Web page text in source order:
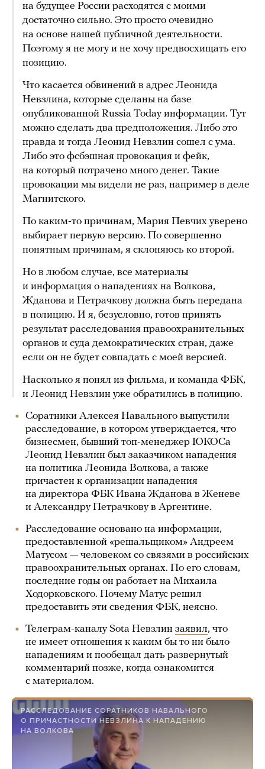
на будущее России расходятся с моими
достаточно сильно. Это просто очевидно
на основе нашей публичной деятельности.
Поэтому я не могу и не хочу предвосхищать его
позицию.
Что касается обвинений в адрес Леонида
Невзлина, которые сделаны на базе
опубликованной Russia Today информации. Тут
можно сделать два предположения. Либо это
правда и тогда Леонид Невзлин сошел с ума.
Либо это фсбэшная провокация и фейк,
на который потрачено много денег. Такие
провокации мы видели не раз, например в деле
Магнитского.
По каким-то причинам, Мария Певчих уверено
выбирает первую версию. По совершенно
понятным причинам, я склоняюсь ко второй.
Но в любом случае, все материалы
и информация о нападениях на Волкова,
Жданова и Петрачкову должна быть передана
в полицию. И я, безусловно, готов принять
результат расследования правоохранительных
органов и суда демократических стран, даже
если он не будет совпадать с моей версией.
Насколько я понял из фильма, и команда ФБК,
и Леонид Невзлин уже обратились в полицию.
Соратники Алексея Навального выпустили
расследование, в котором утверждается, что
бизнесмен, бывший топ-менеджер ЮКОСа
Леонид Невзлин был заказчиком нападения
на политика Леонида Волкова, а также
причастен к организации нападения
на директора ФБК Ивана Жданова в Женеве
и Александру Петрачкову в Аргентине.
Расследование основано на информации,
предоставленной «решальщиком» Андреем
Матусом — человеком со связями в российских
правоохранительных органах. По его словам,
последние годы он работает на Михаила
Ходорковского. Почему Матус решил
предоставить эти сведения ФБК, неясно.
Телеграм-каналу Sota Невзлин заявил, что
не имеет отношения к каким бы то ни было
нападениям и пообещал дать развернутый
комментарий позже, когда ознакомится
с материалом.
РАССЛЕДОВАНИЕ СОРАТНИКОВ НАВАЛЬНОГО
О ПРИЧАСТНОСТИ НЕВЗЛИНА К НАПАДЕНИЮ
НА ВОЛКОВА